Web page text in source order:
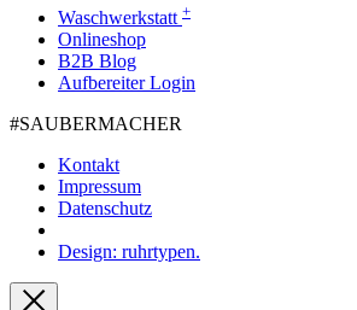
Waschwerkstatt +
Onlineshop
B2B Blog
Aufbereiter Login
#SAUBER­MACHER
Kontakt
Impressum
Datenschutz
Design: ruhrtypen.